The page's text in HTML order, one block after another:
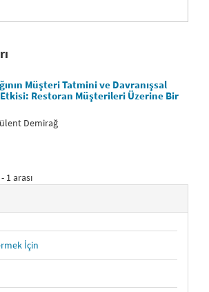
Müşteri Tatmini ve Davranışsal
Restoran Müşterileri Üzerine Bir
Demirağ
1 arası
İçin